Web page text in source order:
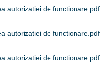
autorizatiei de functionare.pdf
autorizatiei de functionare.pdf
autorizatiei de functionare.pdf